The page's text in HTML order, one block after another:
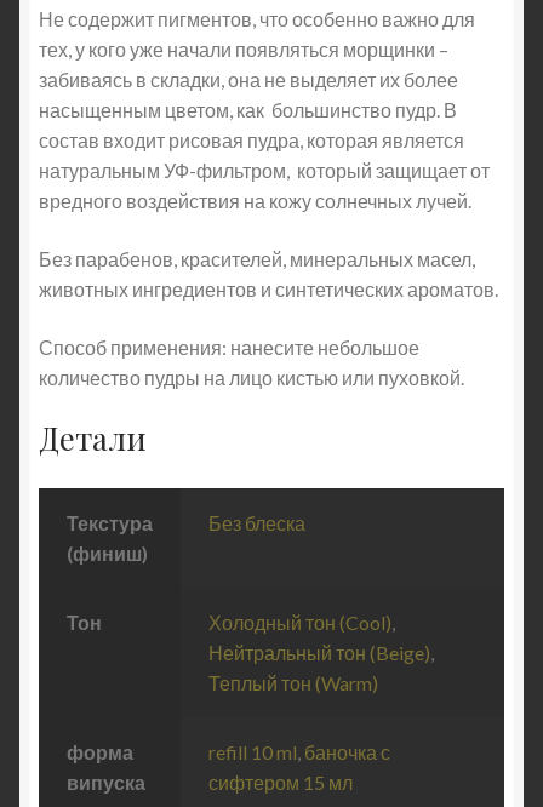
Не содержит пигментов, что особенно важно для
тех, у кого уже начали появляться морщинки –
забиваясь в складки, она не выделяет их более
насыщенным цветом, как большинство пудр. В
состав входит рисовая пудра, которая является
натуральным УФ-фильтром, который защищает от
вредного воздействия на кожу солнечных лучей.
Без парабенов, красителей, минеральных масел,
животных ингредиентов и синтетических ароматов.
Способ применения: нанесите небольшое
количество пудры на лицо кистью или пуховкой.
Детали
Текстура
(финиш)
Без блеска
Тон Холодный тон (Cool),
Нейтральный тон (Beige),
Теплый тон (Warm)
форма
випуска
refill 10 ml, баночка с
сифтером 15 мл